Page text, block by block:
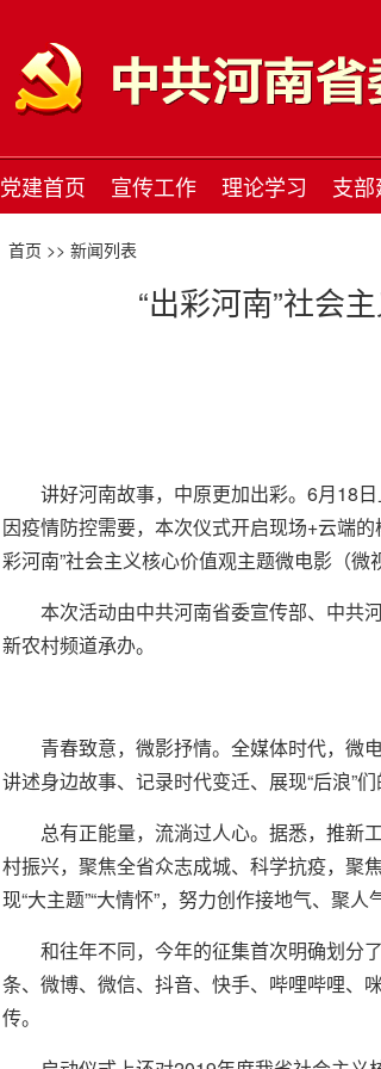
党建首页 宣传工作 理论学习 支
首页 >> 新闻列表
“出彩河南”社会
讲好河南故事，中原更加出彩。6月18日
因疫情防控需要，本次仪式开启现场+云端
彩河南”社会主义核心价值观主题微电影（微
本次活动由中共河南省委宣传部、中共
新农村频道承办。
青春致意，微影抒情。全媒体时代，微
讲述身边故事、记录时代变迁、展现“后浪”们
总有正能量，流淌过人心。据悉，推新
村振兴，聚焦全省众志成城、科学抗疫，聚
现“大主题”“大情怀”，努力创作接地气、聚人
和往年不同，今年的征集首次明确划分
条、微博、微信、抖音、快手、哔哩哔哩、
传。